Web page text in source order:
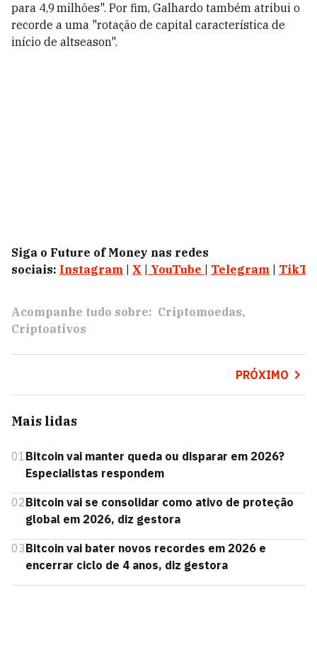
para 4,9 milhões". Por fim, Galhardo também atribui o
recorde a uma "rotação de capital característica de
início de altseason".
Siga o Future of Money nas redes
sociais: Instagram X YouTube Telegram
Acompanhe tudo sobre: Criptomoedas
Criptoativos
PRÓXIMO
Mais lidas
01Bitcoin vai manter queda ou disparar em 2026?
Especialistas respondem
02Bitcoin vai se consolidar como ativo de proteção
global em 2026, diz gestora
03Bitcoin vai bater novos recordes em 2026 e
encerrar ciclo de 4 anos, diz gestora